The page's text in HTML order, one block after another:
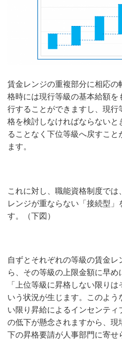
賃金レンジの重複部分に相応
格時には現行等級の基本給額を
行することができますし、現行
格を検討しなければならない
ることなく下位等級へ戻すこと
ます。
これに対し、職能資格制度で
レンジが重ならない「接続型
す。（下図）
自ずとそれぞれの等級の賃金
ら、その等級の上限金額に早め
「上位等級に昇格しない限り
いう状況が生じます。このよ
い限り昇給によるインセンテ
の低下が懸念されますから、現
下の昇格要請が人事部門に寄せ